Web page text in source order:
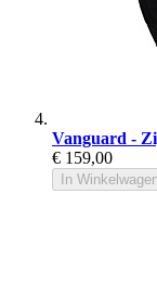
Vanguard -
€ 159,00
In